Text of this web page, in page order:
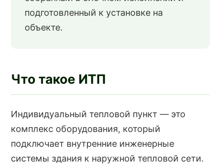
подготовленный к установке на
объекте.
Что такое ИТП
Индивидуальный тепловой пункт — это
комплекс оборудования, который
подключает внутренние инженерные
системы здания к наружной тепловой сети.